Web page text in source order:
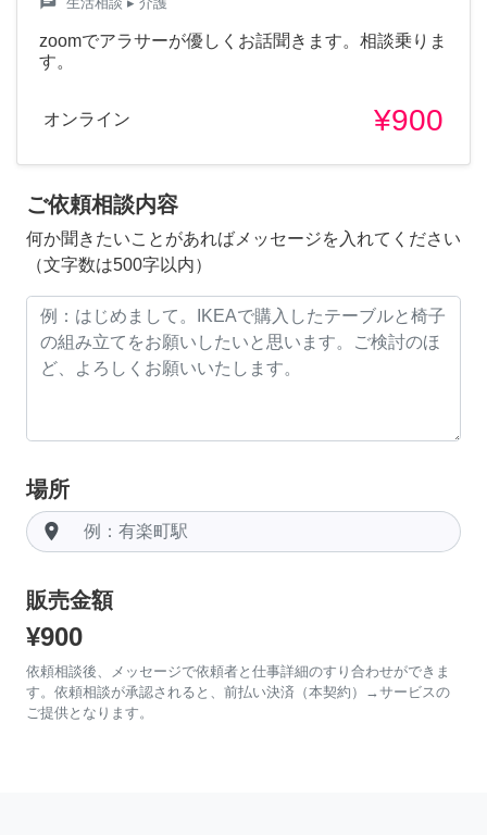
zoomでアラサーが優しくお話聞きます。相談乗りま
す。
オンライン ¥900
ご依頼相談内容
何か聞きたいことがあればメッセージを入れてください
（文字数は500字以内）
場所
room
販売金額
¥900
依頼相談後、メッセージで依頼者と仕事詳細のすり合わせができま
す。依頼相談が承認されると、前払い決済（本契約）→サービスの
ご提供となります。